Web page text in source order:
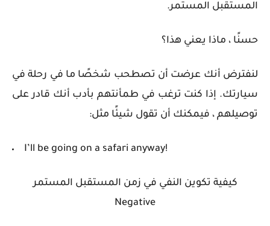
المستقبل المستمر.
حسنًا ، ماذا يعني هذا؟
لنفترض أنك عرضت أن تصطحب شخصًا ما في رحلة في
سيارتك. إذا كنت ترغب في طمأنتهم بأدب أنك قادر على
توصيلهم ، فيمكنك أن تقول شيئًا مثل:
I’ll be going on a safari anyway!
كيفية تكوين النفي في زمن المستقبل المستمر
Negative